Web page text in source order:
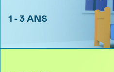
1 - 3 ANS